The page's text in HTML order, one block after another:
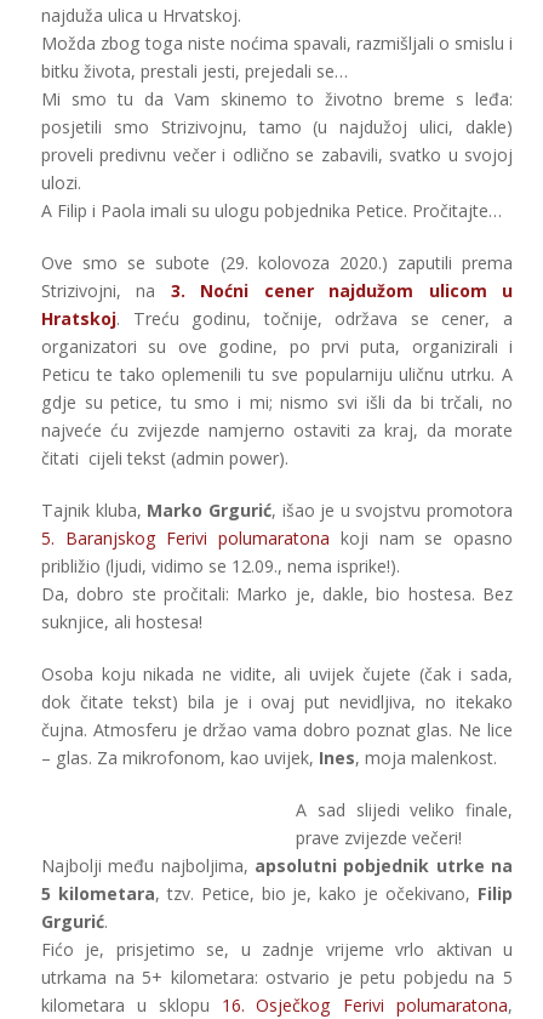
najduža ulica u Hrvatskoj.
Možda zbog toga niste noćima spavali, razmišljali o smislu i
bitku života, prestali jesti, prejedali se…
Mi smo tu da Vam skinemo to životno breme s leđa:
posjetili smo Strizivojnu, tamo (u najdužoj ulici, dakle)
proveli predivnu večer i odlično se zabavili, svatko u svojoj
ulozi.
A Filip i Paola imali su ulogu pobjednika Petice. Pročitajte…
Ove smo se subote (29. kolovoza 2020.) zaputili prema
Strizivojni, na 3. Noćni cener najdužom ulicom u
Hratskoj. Treću godinu, točnije, održava se cener, a
organizatori su ove godine, po prvi puta, organizirali i
Peticu te tako oplemenili tu sve popularniju uličnu utrku. A
gdje su petice, tu smo i mi; nismo svi išli da bi trčali, no
najveće ću zvijezde namjerno ostaviti za kraj, da morate
čitati cijeli tekst (admin power).
Tajnik kluba, Marko Grgurić, išao je u svojstvu promotora
5. Baranjskog Ferivi polumaratona koji nam se opasno
približio (ljudi, vidimo se 12.09., nema isprike!).
Da, dobro ste pročitali: Marko je, dakle, bio hostesa. Bez
suknjice, ali hostesa!
Osoba koju nikada ne vidite, ali uvijek čujete (čak i sada,
dok čitate tekst) bila je i ovaj put nevidljiva, no itekako
čujna. Atmosferu je držao vama dobro poznat glas. Ne lice
– glas. Za mikrofonom, kao uvijek, Ines, moja malenkost.
A sad slijedi veliko finale,
prave zvijezde večeri!
Najbolji među najboljima, apsolutni pobjednik utrke na
5 kilometara, tzv. Petice, bio je, kako je očekivano, Filip
Grgurić.
Fićo je, prisjetimo se, u zadnje vrijeme vrlo aktivan u
utrkama na 5+ kilometara: ostvario je petu pobjedu na 5
kilometara u sklopu 16. Osječkog Ferivi polumaratona,